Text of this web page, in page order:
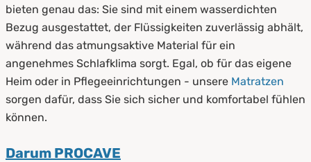
Matratzen
bieten genau das: Sie sind mit einem wasserdichten
Bezug ausgestattet, der Flüssigkeiten zuverlässig abhält,
während das atmungsaktive Material für ein
angenehmes Schlafklima sorgt. Egal, ob für das eigene
Heim oder in Pflegeeinrichtungen - unsere Matratzen
sorgen dafür, dass Sie sich sicher und komfortabel fühlen
können.
Darum PROCAVE